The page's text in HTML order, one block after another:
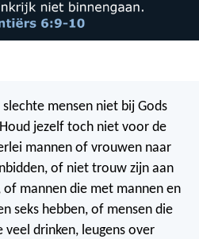
mensen niet bij Gods
jezelf toch niet voor de
mannen of vrouwen naar
of niet trouw zijn aan
of mannen die met mannen en
seks hebben, of mensen die
veel drinken, leugens over